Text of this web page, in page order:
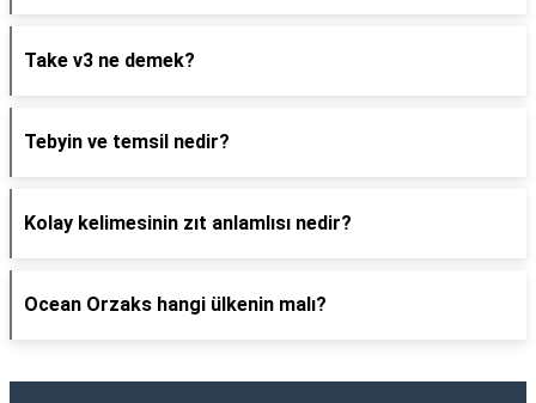
Take v3 ne demek?
Tebyin ve temsil nedir?
Kolay kelimesinin zıt anlamlısı nedir?
Ocean Orzaks hangi ülkenin malı?